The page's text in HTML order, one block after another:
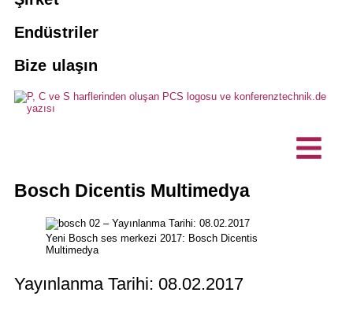
Tercüman rezervasyonu yapın
Bakım ve servis
Özelleştirilmiş ürünler
Yolcu yönlendirme sistemleri
Hibrit etkinlikler
mikrofonlar
PCS için 10 iyi neden
Vizyon, sürdürülebilirlik
Projeler, Referanslar
Haberler
Endüstriler
Tercümanlar
Dernekler ve kulüpler
BT şirketi
Bize ulaşın
Bosch Dicentis Multimedya
Yeni Bosch ses merkezi 2017: Bosch Dicentis
Multimedya
Yayınlanma Tarihi: 08.02.2017